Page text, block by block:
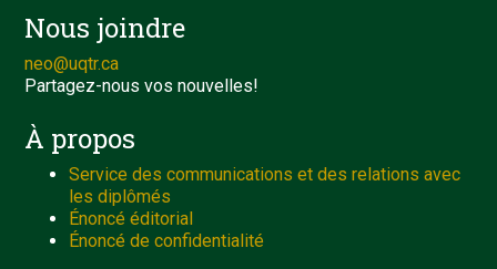
Nous joindre
neo@uqtr.ca
Partagez-nous vos nouvelles!
À propos
Service des communications et des relations avec
les diplômés
Énoncé éditorial
Énoncé de confidentialité